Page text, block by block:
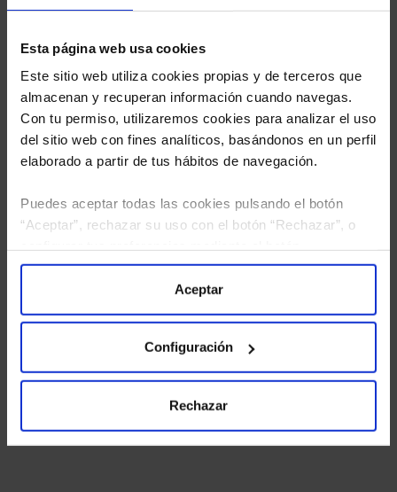
Esta página web usa cookies
Este sitio web utiliza cookies propias y de terceros que
almacenan y recuperan información cuando navegas.
Con tu permiso, utilizaremos cookies para analizar el uso
del sitio web con fines analíticos, basándonos en un perfil
elaborado a partir de tus hábitos de navegación.
Puedes aceptar todas las cookies pulsando el botón
“Aceptar”, rechazar su uso con el botón “Rechazar”, o
“Configuración”. Consulta nuestraPolítica
para más información.
Aceptar
Configuración
Rechazar
He leídola política de privacidady consiento el